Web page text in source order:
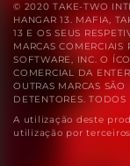
© 2020 TAKE-TWO
HANGAR 13. MAFIA,
13 E OS SEUS
MARCAS COMERCIAIS
SOFTWARE, INC. O
COMERCIAL DA
OUTRAS MARCAS
DETENTORES.
A utilização deste
utilização por